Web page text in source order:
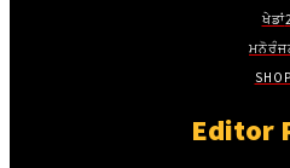
ਖੇਡਾਂ
SHOP
Editor